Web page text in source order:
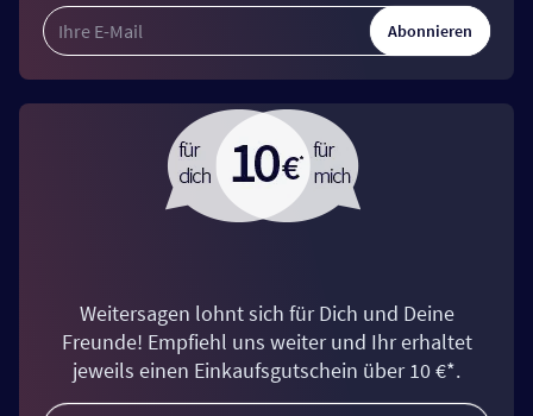
Abonnieren
Weitersagen lohnt sich für Dich und Deine
Freunde! Empfiehl uns weiter und Ihr erhaltet
jeweils einen Einkaufsgutschein über 10 €*.